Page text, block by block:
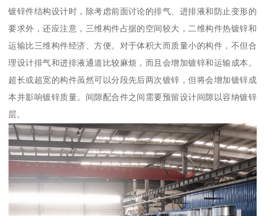
镀锌件结构设计时，除考虑前面讨论的排气、进排液和防止变形的
要求外，还应注意，三维构件占据的空间较大，二维构件热镀锌和
运输比三维构件经济、方便。对于体积大而质量小的构件，不但合
理设计排气和进排液通道比较麻烦，而且会增加镀锌和运输成本。
超长或超宽的构件虽然可以分段先后两次镀锌，但将会增加镀锌成
本并影响镀锌质量。间隙配合件之间需要预留设计间隙以容纳镀锌
层。